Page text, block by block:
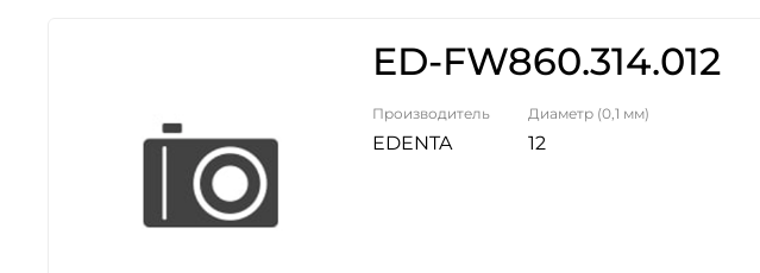
ED-FW860.314.012
Производитель
EDENTA
Диаметр (0,1 мм)
12